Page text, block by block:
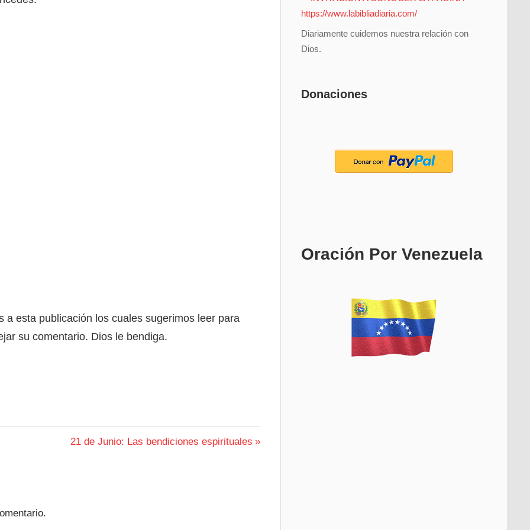
esta publicación los cuales sugerimos leer para
su comentario. Dios le bendiga.
Siguiente
21 de Junio: Las bendiciones espirituales
Diariamente cuidemos nuestra relación con
Dios.
Donaciones
Oración Por Venezuela